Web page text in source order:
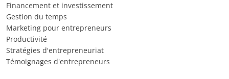
Financement et investissement
Gestion du temps
Marketing pour entrepreneurs
Productivité
Stratégies d'entrepreneuriat
Témoignages d'entrepreneurs